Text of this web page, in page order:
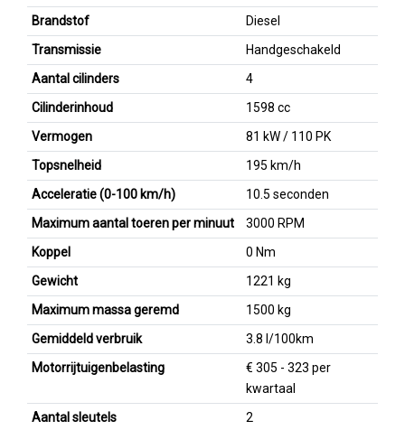
Brandstof
Diesel
Transmissie
Handgeschakeld
Aantal cilinders
4
Cilinderinhoud
1598 cc
Vermogen
81 kW / 110 PK
Topsnelheid
195 km/h
Acceleratie (0-100 km/h)
10.5 seconden
Maximum aantal toeren per minuut
3000 RPM
Koppel
0 Nm
Gewicht
1221 kg
Maximum massa geremd
1500 kg
Gemiddeld verbruik
3.8 l/100km
Motorrijtuigenbelasting
€ 305 - 323 per
kwartaal
Aantal sleutels
2